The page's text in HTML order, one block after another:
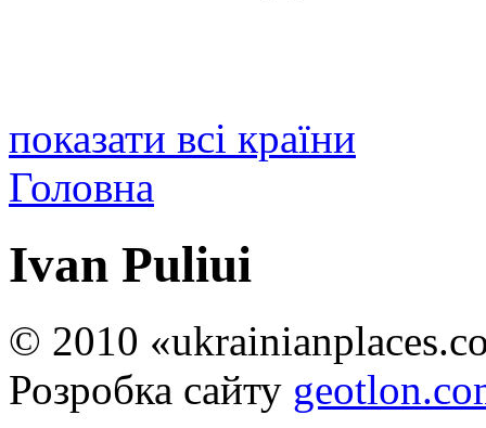
показати всі країни
Головна
Ivan Puliui
© 2010
Розробка сайту